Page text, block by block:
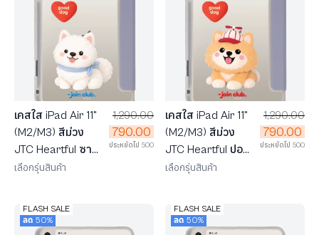
เคสใส iPad Air 11"
(M2/M3) สีม่วง
JTC Heartful ซา
มอยด์
1,290.00
790.00
ประหยัดไป 500
เลือกรุ่นสินค้า
เคสใส iPad Air 11"
(M2/M3) สีม่วง
JTC Heartful ปอม
เมอเรเนียน
1,290.00
790.00
ประหยัดไป 500
เลือกรุ่นสินค้า
FLASH SALE
ลด 50%
FLASH SALE
ลด 50%